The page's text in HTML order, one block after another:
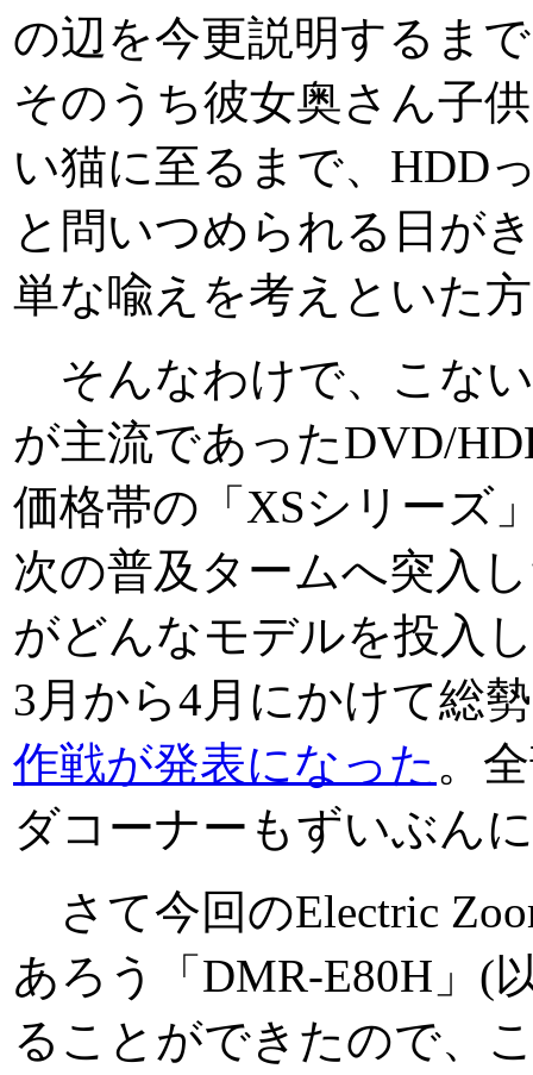
の辺を今更説明するま
そのうち彼女奥さん子
い猫に至るまで、HDD
と問いつめられる日が
単な喩えを考えといた
そんなわけで、こな
が主流であったDVD/
価格帯の「XSシリーズ
次の普及タームへ突入
がどんなモデルを投入
3月から4月にかけて総
作戦が発表になった 。
ダコーナーもずいぶん
さて今回のElectric
あろう「DMR-E80H」(
ることができたので、